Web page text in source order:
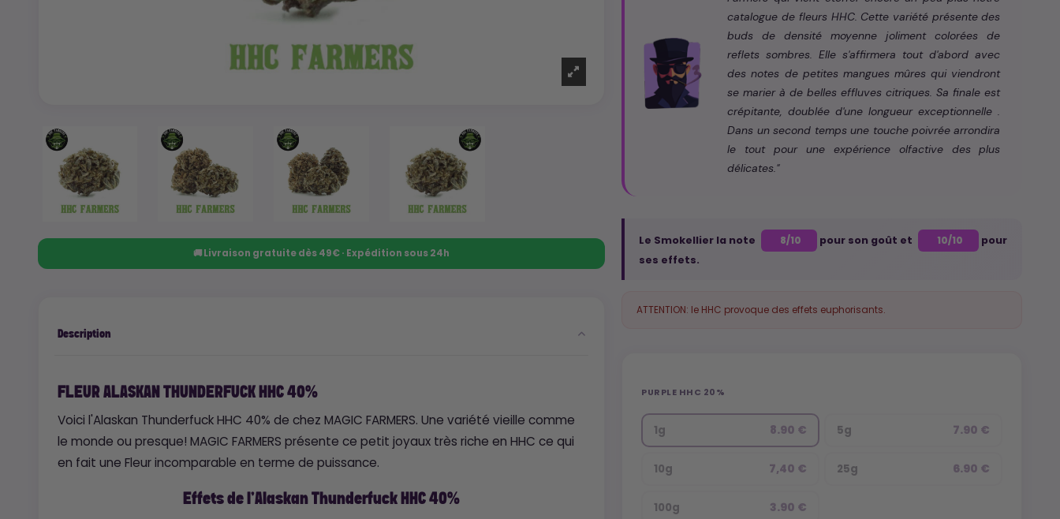
🚚 Livraison gratuite dès 49€ · Expédition sous 24h
Description
FLEUR ALASKAN THUNDERFUCK HHC 40%
Voici l'Alaskan Thunderfuck HHC 40% de chez MAGIC FARMERS. Une variété vieille comme
le monde ou presque! MAGIC FARMERS présente ce petit joyaux très riche en HHC ce qui
en fait une Fleur incomparable en terme de puissance.
Effets de l'Alaskan Thunderfuck HHC 40%
catalogue de fleurs HHC. Cette variété présente des
buds de densité moyenne joliment colorées de
reflets sombres. Elle s'affirmera tout d'abord avec
des notes de petites mangues mûres qui viendront
se marier à de belles effluves citriques. Sa finale est
crépitante, doublée d'une longueur exceptionnelle .
Dans un second temps une touche poivrée arrondira
le tout pour une expérience olfactive des plus
délicates."
Le Smokellier la note 8/10 pour son goût et 10/10
pour
ses effets.
ATTENTION: le HHC provoque des effets euphorisants.
PURPLE HHC 20%
1g 8.90 € 5g 7.90 €
10g 7,40 € 25g 6.90 €
100g 3.90 €